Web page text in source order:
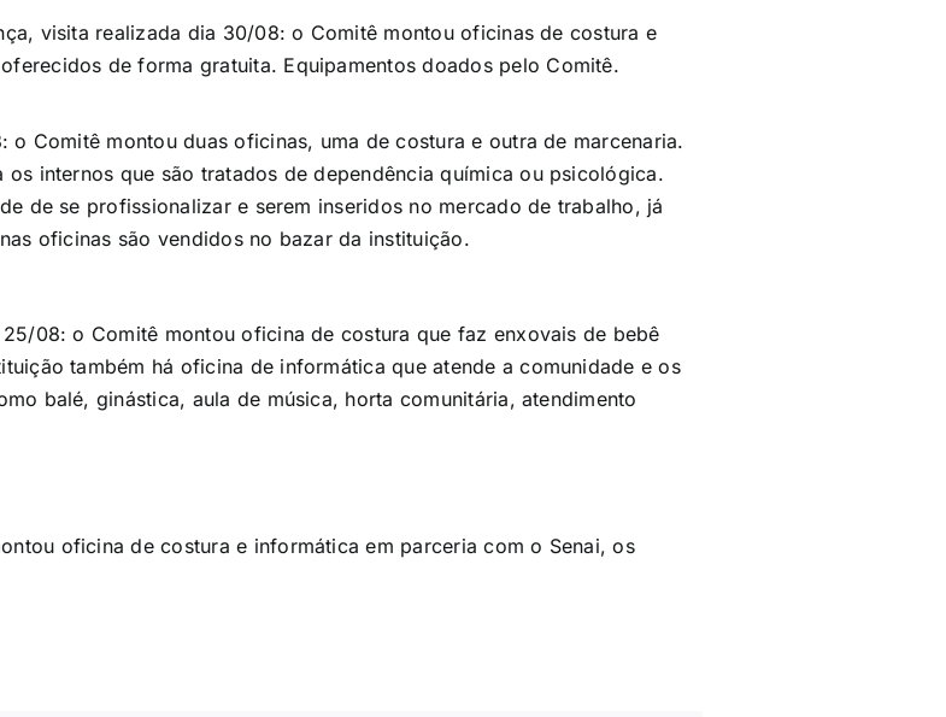
visita realizada dia 30/08: o Comitê montou oficinas de costura e
de forma gratuita. Equipamentos doados pelo Comitê.
o Comitê montou duas oficinas, uma de costura e outra de marcenaria.
internos que são tratados de dependência química ou psicológica.
de se profissionalizar e serem inseridos no mercado de trabalho, já
oficinas são vendidos no bazar da instituição.
08: o Comitê montou oficina de costura que faz enxovais de bebê
também há oficina de informática que atende a comunidade e os
balé, ginástica, aula de música, horta comunitária, atendimento
oficina de costura e informática em parceria com o Senai, os